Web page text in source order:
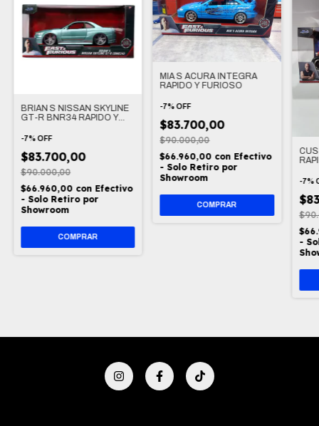
BRIAN´S NISSAN SKYLINE
GT-R BNR34 RAPIDO Y
-7%OFF
$83.700,00
$90.000,00
$66.960,00 con Efectivo
- Solo Retiro por
Showroom
MIA´S ACURA INTEGRA
RAPIDO Y FURIOSO
-7%OFF
$83.700,00
$90.000,00
$66.960,00 con Efectivo
- Solo Retiro por
Showroom
-7%
-